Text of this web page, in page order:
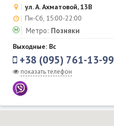
ул. А. Ахматовой, 13В
Пн-Сб, 15:00-22:00
Метро: Позняки
Выходные: Вс
+38 (095) 761-13-99
показать телефон